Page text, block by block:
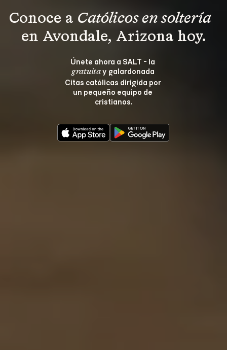
Conoce a Católicos en soltería
en Avondale, Arizona hoy.
Únete ahora a SALT - la
gratuita y galardonada
Citas católicas dirigida por
un pequeño equipo de
cristianos.